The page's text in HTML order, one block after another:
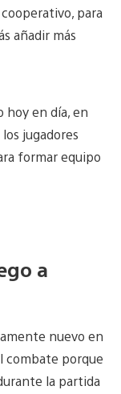
para
añadir más
hoy en día, en
jugadores
formar equipo
a
nuevo en
combate porque
la partida